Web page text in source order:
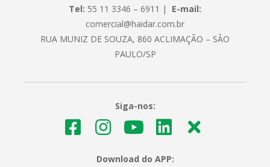
Tel: 55 11 3346 – 6911 | E-mail:
comercial@haidar.com.br
RUA MUNIZ DE SOUZA, 860 ACLIMAÇÃO – SÃO
PAULO/SP
Siga-nos:
Download do APP: